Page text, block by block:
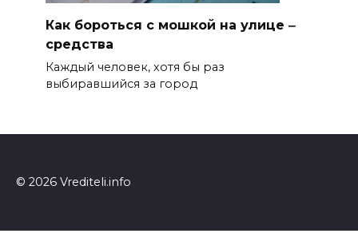
Как бороться с мошкой на улице ‒
средства
Каждый человек, хотя бы раз
выбиравшийся за город
© 2026 Vrediteli.info